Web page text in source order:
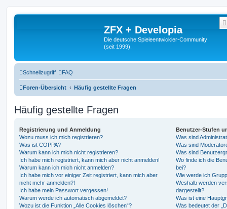
ZFX + Developia
Die deutsche Spieleentwickler-Community
(seit 1999).
Schnellzugriff FAQ
Foren-Übersicht Häufig gestellte Fragen
Häufig gestellte Fragen
Registrierung und Anmeldung
Wozu muss ich mich registrieren?
Was ist COPPA?
Warum kann ich mich nicht registrieren?
Ich habe mich registriert, kann mich aber nicht anmelden!
Warum kann ich mich nicht anmelden?
Ich habe mich vor einiger Zeit registriert, kann mich aber
nicht mehr anmelden?!
Ich habe mein Passwort vergessen!
Warum werde ich automatisch abgemeldet?
Wozu ist die Funktion „Alle Cookies löschen“?
Benutzer-Stufen
Was sind
Was sind
Was sind
Wo finde ich die
bei?
Wie werde ich
Weshalb werden
dargestellt?
Was ist eine
Was bedeutet der